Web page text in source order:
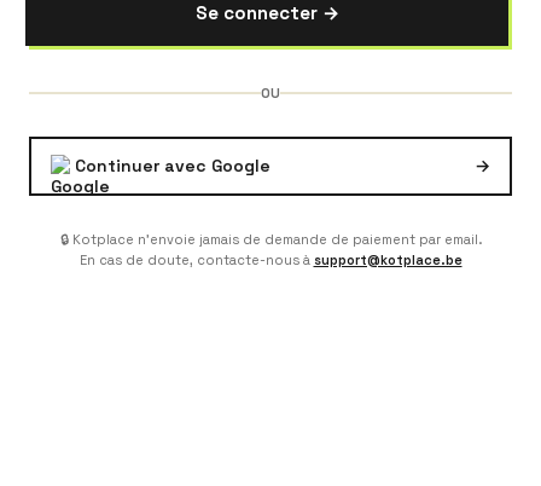
Se connecter →
OU
Continuer avec Google →
🔒 Kotplace n'envoie jamais de demande de paiement par email.
En cas de doute, contacte-nous à support@kotplace.be